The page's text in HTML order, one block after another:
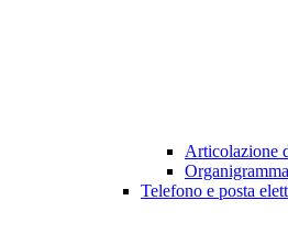
Articolazione
Organigramma
Telefono e posta